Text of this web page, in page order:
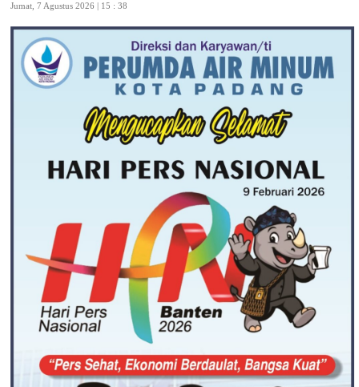
Jumat, 7 Agustus 2026 | 15 : 38